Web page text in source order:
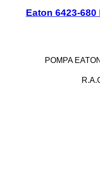
POMPA